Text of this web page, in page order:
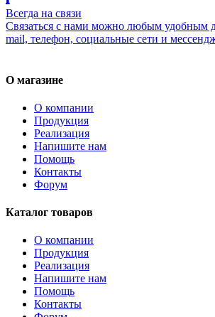
Всегда на связи
Связаться с нами можно любым удобным
mail, телефон, социальные сети и
О магазине
О компании
Продукция
Реализация
Напишите нам
Помощь
Контакты
Форум
Каталог товаров
О компании
Продукция
Реализация
Напишите нам
Помощь
Контакты